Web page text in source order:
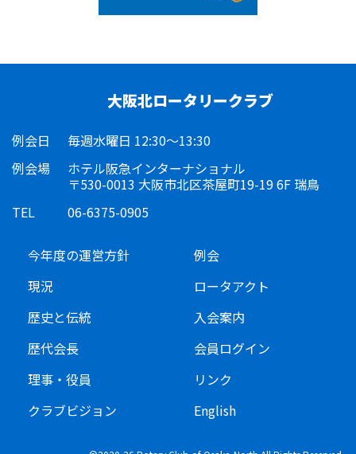
大阪北ロータリークラブ
例会日
毎週水曜日 12:30～13:30
例会場
ホテル阪急インターナショナル
〒530-0013 大阪市北区茶屋町19-19 6F 瑞鳥
TEL
06-6375-0905
今年度の運営方針
現況
歴史と伝統
歴代会長
理事・役員
クラブビジョン
例会
ロータアクト
入会案内
会員ログイン
リンク
English